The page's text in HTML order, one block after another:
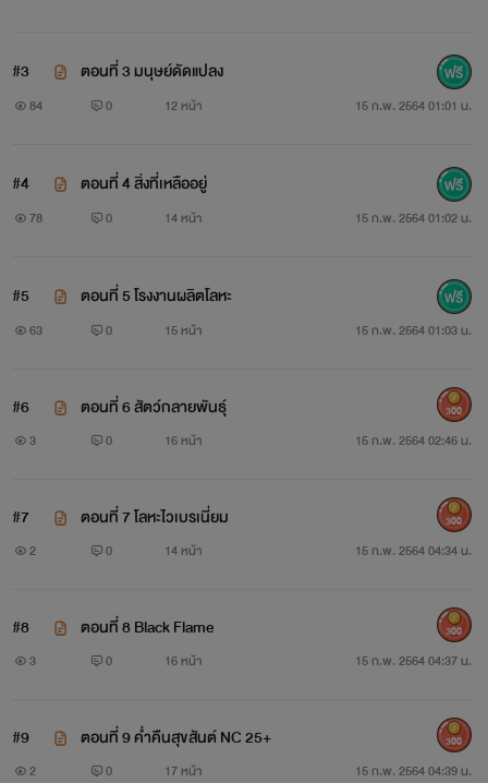
#3 ตอนที่ 3 มนุษย์ดัดแปลง
84 0 12 หน้า 15 ก.พ. 2564 01:01 น.
#4 ตอนที่ 4 สิ่งที่เหลืออยู่
78 0 14 หน้า 15 ก.พ. 2564 01:02 น.
#5 ตอนที่ 5 โรงงานผลิตโลหะ
63 0 15 หน้า 15 ก.พ. 2564 01:03 น.
#6 ตอนที่ 6 สัตว์กลายพันธุ์
3 0 16 หน้า 15 ก.พ. 2564 02:46 น.
300
#7 ตอนที่ 7 โลหะไวเบรเนี่ยม
2 0 14 หน้า 15 ก.พ. 2564 04:34 น.
300
#8 ตอนที่ 8 Black Flame
3 0 16 หน้า 15 ก.พ. 2564 04:37 น.
300
#9 ตอนที่ 9 ค่ำคืนสุขสันต์ NC 25+
2 0 17 หน้า 15 ก.พ. 2564 04:39 น.
300